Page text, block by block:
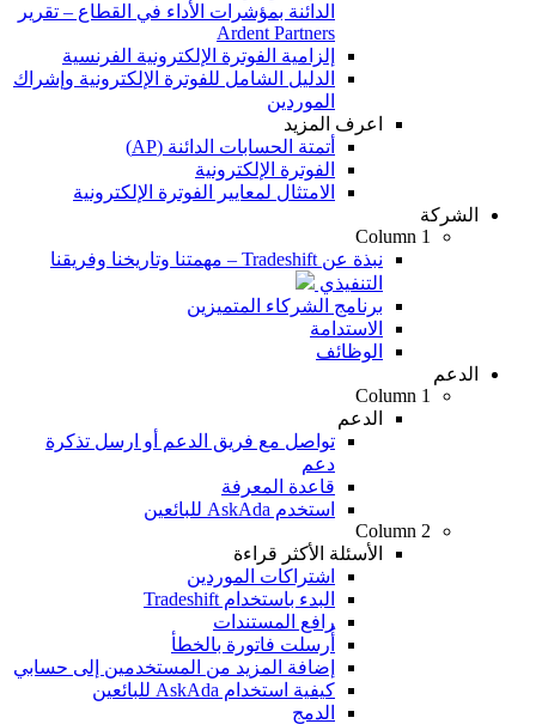
الدائنة بمؤشرات الأداء في القطاع – تقرير
Ardent Partners
إلزامية الفوترة الإلكترونية الفرنسية
الدليل الشامل للفوترة الإلكترونية وإشراك
الموردين
اعرف المزيد
أتمتة الحسابات الدائنة (AP)
الفوترة الإلكترونية
الامتثال لمعايير الفوترة الإلكترونية
الشركة
Column 1
نبذة عن Tradeshift – مهمتنا وتاريخنا وفريقنا
التنفيذي
برنامج الشركاء المتميزين
الاستدامة
الوظائف
الدعم
Column 1
الدعم
تواصل مع فريق الدعم أو ارسل تذكرة
دعم
قاعدة المعرفة
استخدم AskAda للبائعين
Column 2
الأسئلة الأكثر قراءة
اشتراكات الموردين
البدء باستخدام Tradeshift
رافع المستندات
أُرسلت فاتورة بالخطأ
إضافة المزيد من المستخدمين إلى حسابي
كيفية استخدام AskAda للبائعين
الدمج